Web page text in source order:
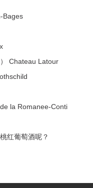
Bages
Chateau Latour
la Romanee-Conti
红葡萄酒呢？